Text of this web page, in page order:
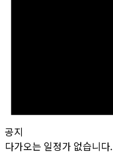
공지
다가오는 일정가 없습니다.